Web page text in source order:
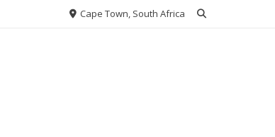
Cape Town, South Africa